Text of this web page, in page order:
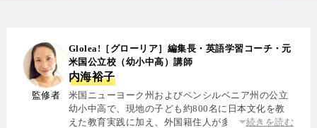
監修者
Glolea!［グローリア］編集長・英語学習コーチ・元
米国公立校（幼小中高）講師
内海裕子
米国ニューヨーク州およびペンシルベニア州の公立
幼小中高で、現地の子ども約800名に日本文化を教
えた教育実践に加え、外国籍住人が多数を占める多
続きを読む